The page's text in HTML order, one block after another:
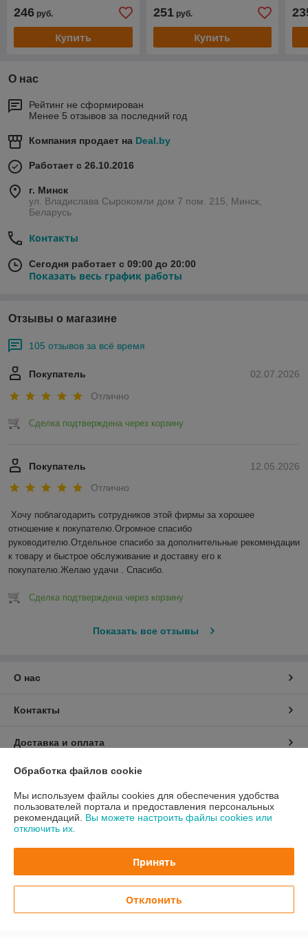
246 руб.
Купить
251руб.
Купить
О нас
Рейтинг не сформирован
Менее 5 отзывов за последний год
Компания продает на Deal.by
Работает с 26.10.2016
г. Минск
ул. Владислава Сырокомли дом 7 пом. 215, Минск,
Беларусь
Контакты
Сегодня работает с 09:00 до 20:00
Показать весь график работы
Отзывы о магазине
105 отзывов за всё время
02.07.2026
Покупатель
Отлично
Сделка подтверждена через корзину
12.05.2026
Покупатель
Отлично
Хочу поблагодарить сотрудников этой фирмы за хорошее
отношение к покупателю.Огромное спасибо
руководителю.Отдельное спасибо за дополнительные рекомендации
к товару и быстрое обслуживание и доставку его к
покупателю.Желаю удачи . Спасибо.
Сделка подтверждена через корзину
Показать все отзывы
О нас
Контакты
Доставка и оплата
График работы
Полная версия сайта
Сайт создан на платформе Deal.by
Обработка файлов cookie
Мы используем файлы cookies для обеспечения удобства
пользователей портала и предоставления персональных
рекомендаций. Вы можете настроить файлы cookies или
отключить их.
Принять
Отклонить